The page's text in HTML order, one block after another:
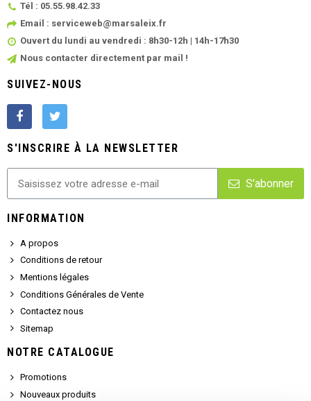
Tél : 05.55.98.42.33
Email : serviceweb@marsaleix.fr
Ouvert du lundi au vendredi : 8h30-12h | 14h-17h30
Nous contacter directement par mail !
SUIVEZ-NOUS
S'INSCRIRE À LA NEWSLETTER
S'abonner
INFORMATION
A propos
Conditions de retour
Mentions légales
Conditions Générales de Vente
Contactez nous
Sitemap
NOTRE CATALOGUE
Promotions
Nouveaux produits